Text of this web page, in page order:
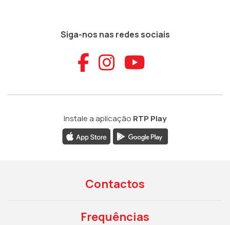
Siga-nos nas redes sociais
Aceder ao
Aceder ao
Aceder
Instale a aplicação RTP Play
Contactos
Frequências